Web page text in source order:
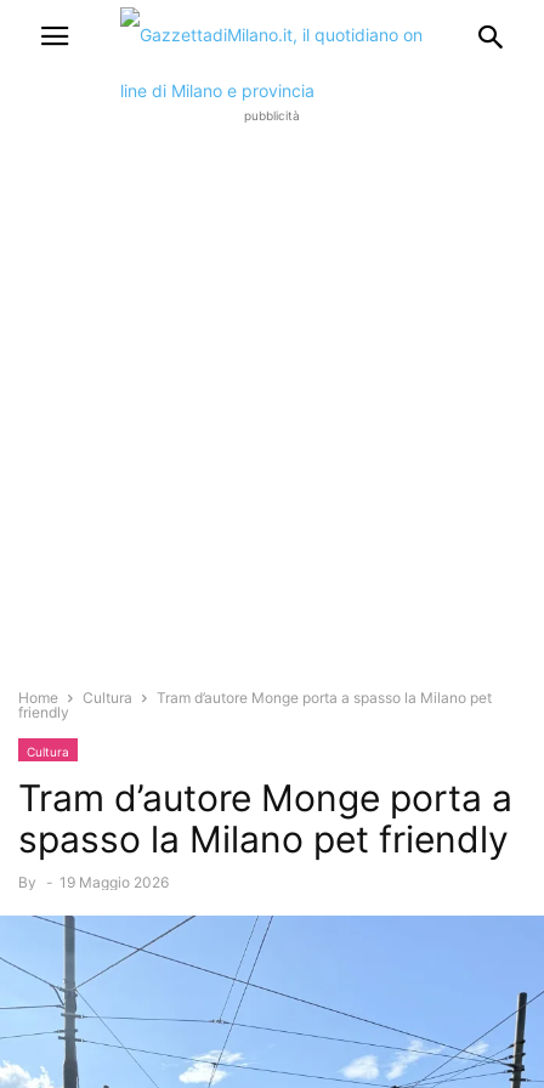
pubblicità
Home Cultura
Tram d’autore Monge porta a spasso la Milano pet
friendly
Cultura
Tram d’autore Monge porta a
spasso la Milano pet friendly
By - 19 Maggio 2026